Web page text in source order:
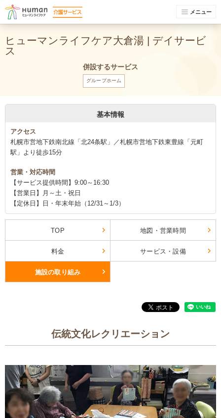
メニュー
ヒューマンライフケア大倉湯 | デイサービ
ス
併設するサービス
グループホーム
基本情報
アクセス
札幌市営地下鉄南北線「北24条駅」／札幌市営地下鉄東豊線「元町
駅」より徒歩15分
営業・対応時間
【サービス提供時間】9:00～16:30
【営業日】月～土・祝日
【定休日】日・年末年始（12/31～1/3）
TOP 地図・営業時間
料金 サービス・設備
施設の取り組み
伝統文化レクリエーション